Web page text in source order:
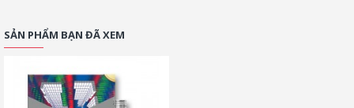
SẢN PHẨM BẠN ĐÃ XEM